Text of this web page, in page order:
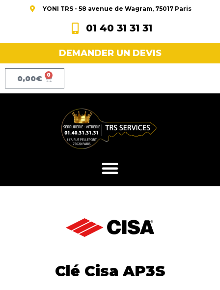
YONI TRS - 58 avenue de Wagram, 75017 Paris
01 40 31 31 31
DEMANDER UN DEVIS
0,00€ 0
Clé Cisa AP3S